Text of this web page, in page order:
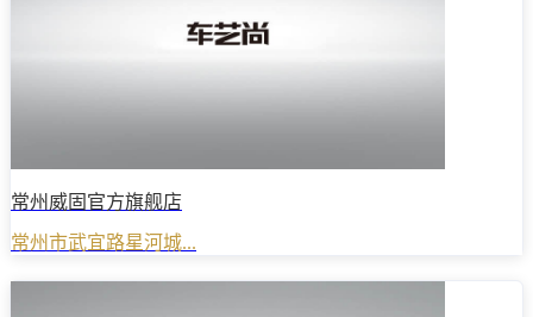
常州威固官方旗舰店
常州市武宜路星河城...